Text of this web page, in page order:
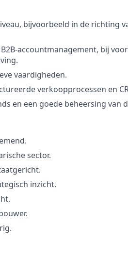
bijvoorbeeld in de richting
accountmanagement, bij
vaardigheden.
verkoopprocessen en
en een goede beheersing van
sector.
inzicht.